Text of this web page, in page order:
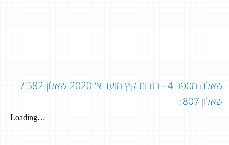
שאלה מספר 4 - בגרות קיץ מועד א׳ 2020 שאלון 582 /
שאלון 807: